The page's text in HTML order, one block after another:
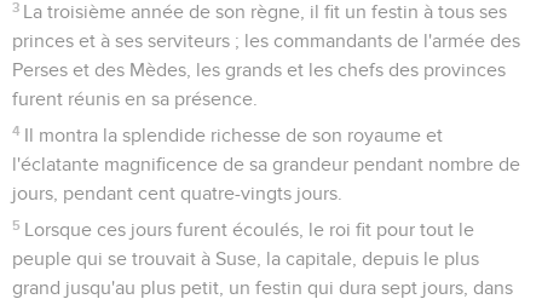
14 Elle y allait le soir ; et le lendemain matin elle passait dans
la seconde maison des femmes, sous la surveillance de
Schaaschgaz, eunuque du roi et gardien des concubines.
Elle ne retournait plus vers le roi, à moins que le roi n'en eût
le désir et qu'elle ne fût appelée par son nom.
15 Lorsque son tour d'aller vers le roi fut arrivé, Esther, fille
d'Abichaïl, oncle de Mardochée qui l'avait adoptée pour fille,
ne demanda que ce qui fut désigné par Hégaï, eunuque du
roi et gardien des femmes. Esther trouvait grâce aux yeux de
tous ceux qui la voyaient.